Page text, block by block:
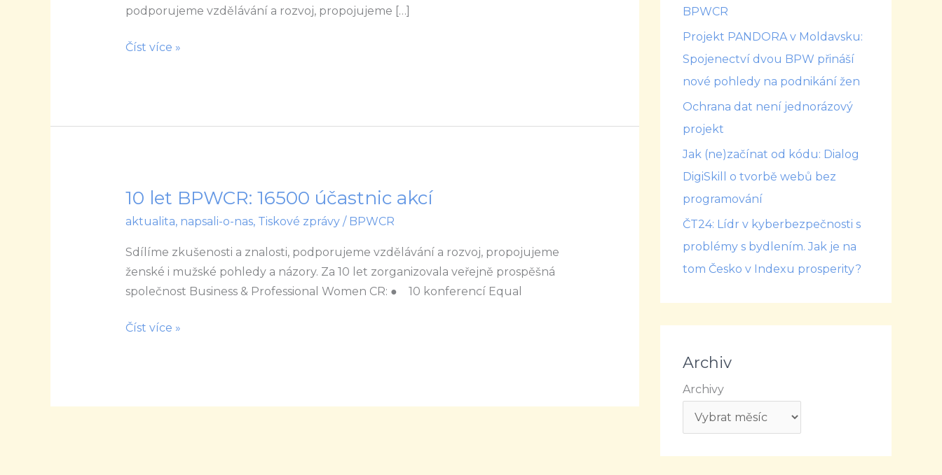
podporujeme vzdělávání a rozvoj, propojujeme […]
Číst více »
10 let BPWCR: 16500 účastnic akcí
aktualita, napsali-o-nas, Tiskové zprávy/ BPWCR
Sdílíme zkušenosti a znalosti, podporujeme vzdělávání a rozvoj, propojujeme
ženské i mužské pohledy a názory. Za 10 let zorganizovala veřejně prospěšná
společnost Business & Professional Women CR: ● 10 konferencí Equal
10
let
16500
účastnic
akcí
Číst více »
BPWCR
Projekt PANDORA v Moldavsku:
Spojenectví dvou BPW přináší
nové pohledy na podnikání žen
Ochrana dat není jednorázový
projekt
Jak (ne)začínat od kódu: Dialog
DigiSkill o tvorbě webů bez
programování
ČT24: Lídr v kyberbezpečnosti s
problémy s bydlením. Jak je na
tom Česko v Indexu prosperity?
Archiv
Archivy